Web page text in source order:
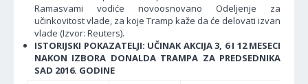
Ramasvami vodiće novoosnovano Odeljenje za
učinkovitost vlade, za koje Tramp kaže da će delovati izvan
vlade (Izvor: Reuters).
ISTORIJSKI POKAZATELJI: UČINAK AKCIJA 3, 6 I 12 MESECI
NAKON IZBORA DONALDA TRAMPA ZA PREDSEDNIKA
SAD 2016. GODINE